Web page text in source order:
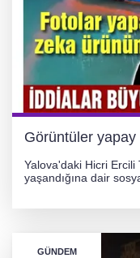
256
Görüntüler yapay
Yalova'daki Hicri
yaşandığına dair
GÜNDEM